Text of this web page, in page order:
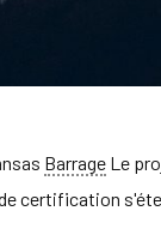
BarrageLe
certification